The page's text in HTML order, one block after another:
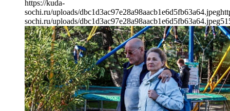
https://kuda-
sochi.ru/uploads/dbc1d3ac97e28a98aacb1e6d5fb63a64.jpeg
sochi.ru/uploads/dbc1d3ac97e28a98aacb1e6d5fb63a64.jpeg